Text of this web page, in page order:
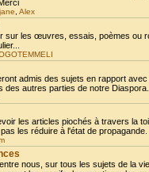
Alex
sur les œuvres, essais, poèmes ou
admis des sujets en rapport
des autres parties de notre Diaspora.
les articles piochés à travers la
les réduire à l'état de propagande.
nous, sur tous les sujets de la